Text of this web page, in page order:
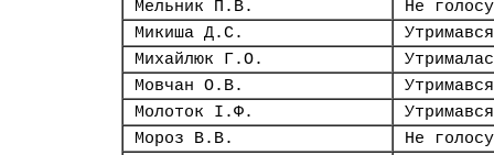
Мельник П.В.
Не
Микиша Д.С.
Утримався
Михайлюк Г.О.
Мовчан О.В.
Утримався
Молоток І.Ф.
Утримався
Мороз В.В.
Не